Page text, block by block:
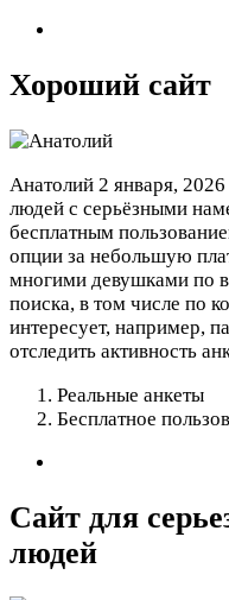
Хороший сайт
Анатолий 2 января, 2026
людей с серьёзными
бесплатным
опции за небольшую
многими девушками по
поиска, в том числе по
интересует, например,
отследить активность
Реальные анкеты
Бесплатное
Сайт для
людей